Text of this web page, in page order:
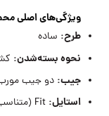
ویژگی‌های اصلی
طرح: ساده
نحوه بسته‌شدن:
جیب: دو جیب
استایل: